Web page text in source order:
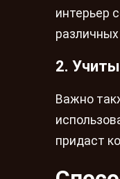
интерьер
2.
Важно
придаст